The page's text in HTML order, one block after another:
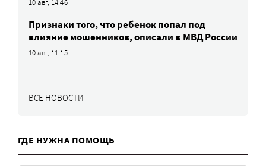
10 авг, 14:46
Признаки того, что ребенок попал под
влияние мошенников, описали в МВД России
10 авг, 11:15
ВСЕ НОВОСТИ
ГДЕ НУЖНА ПОМОЩЬ